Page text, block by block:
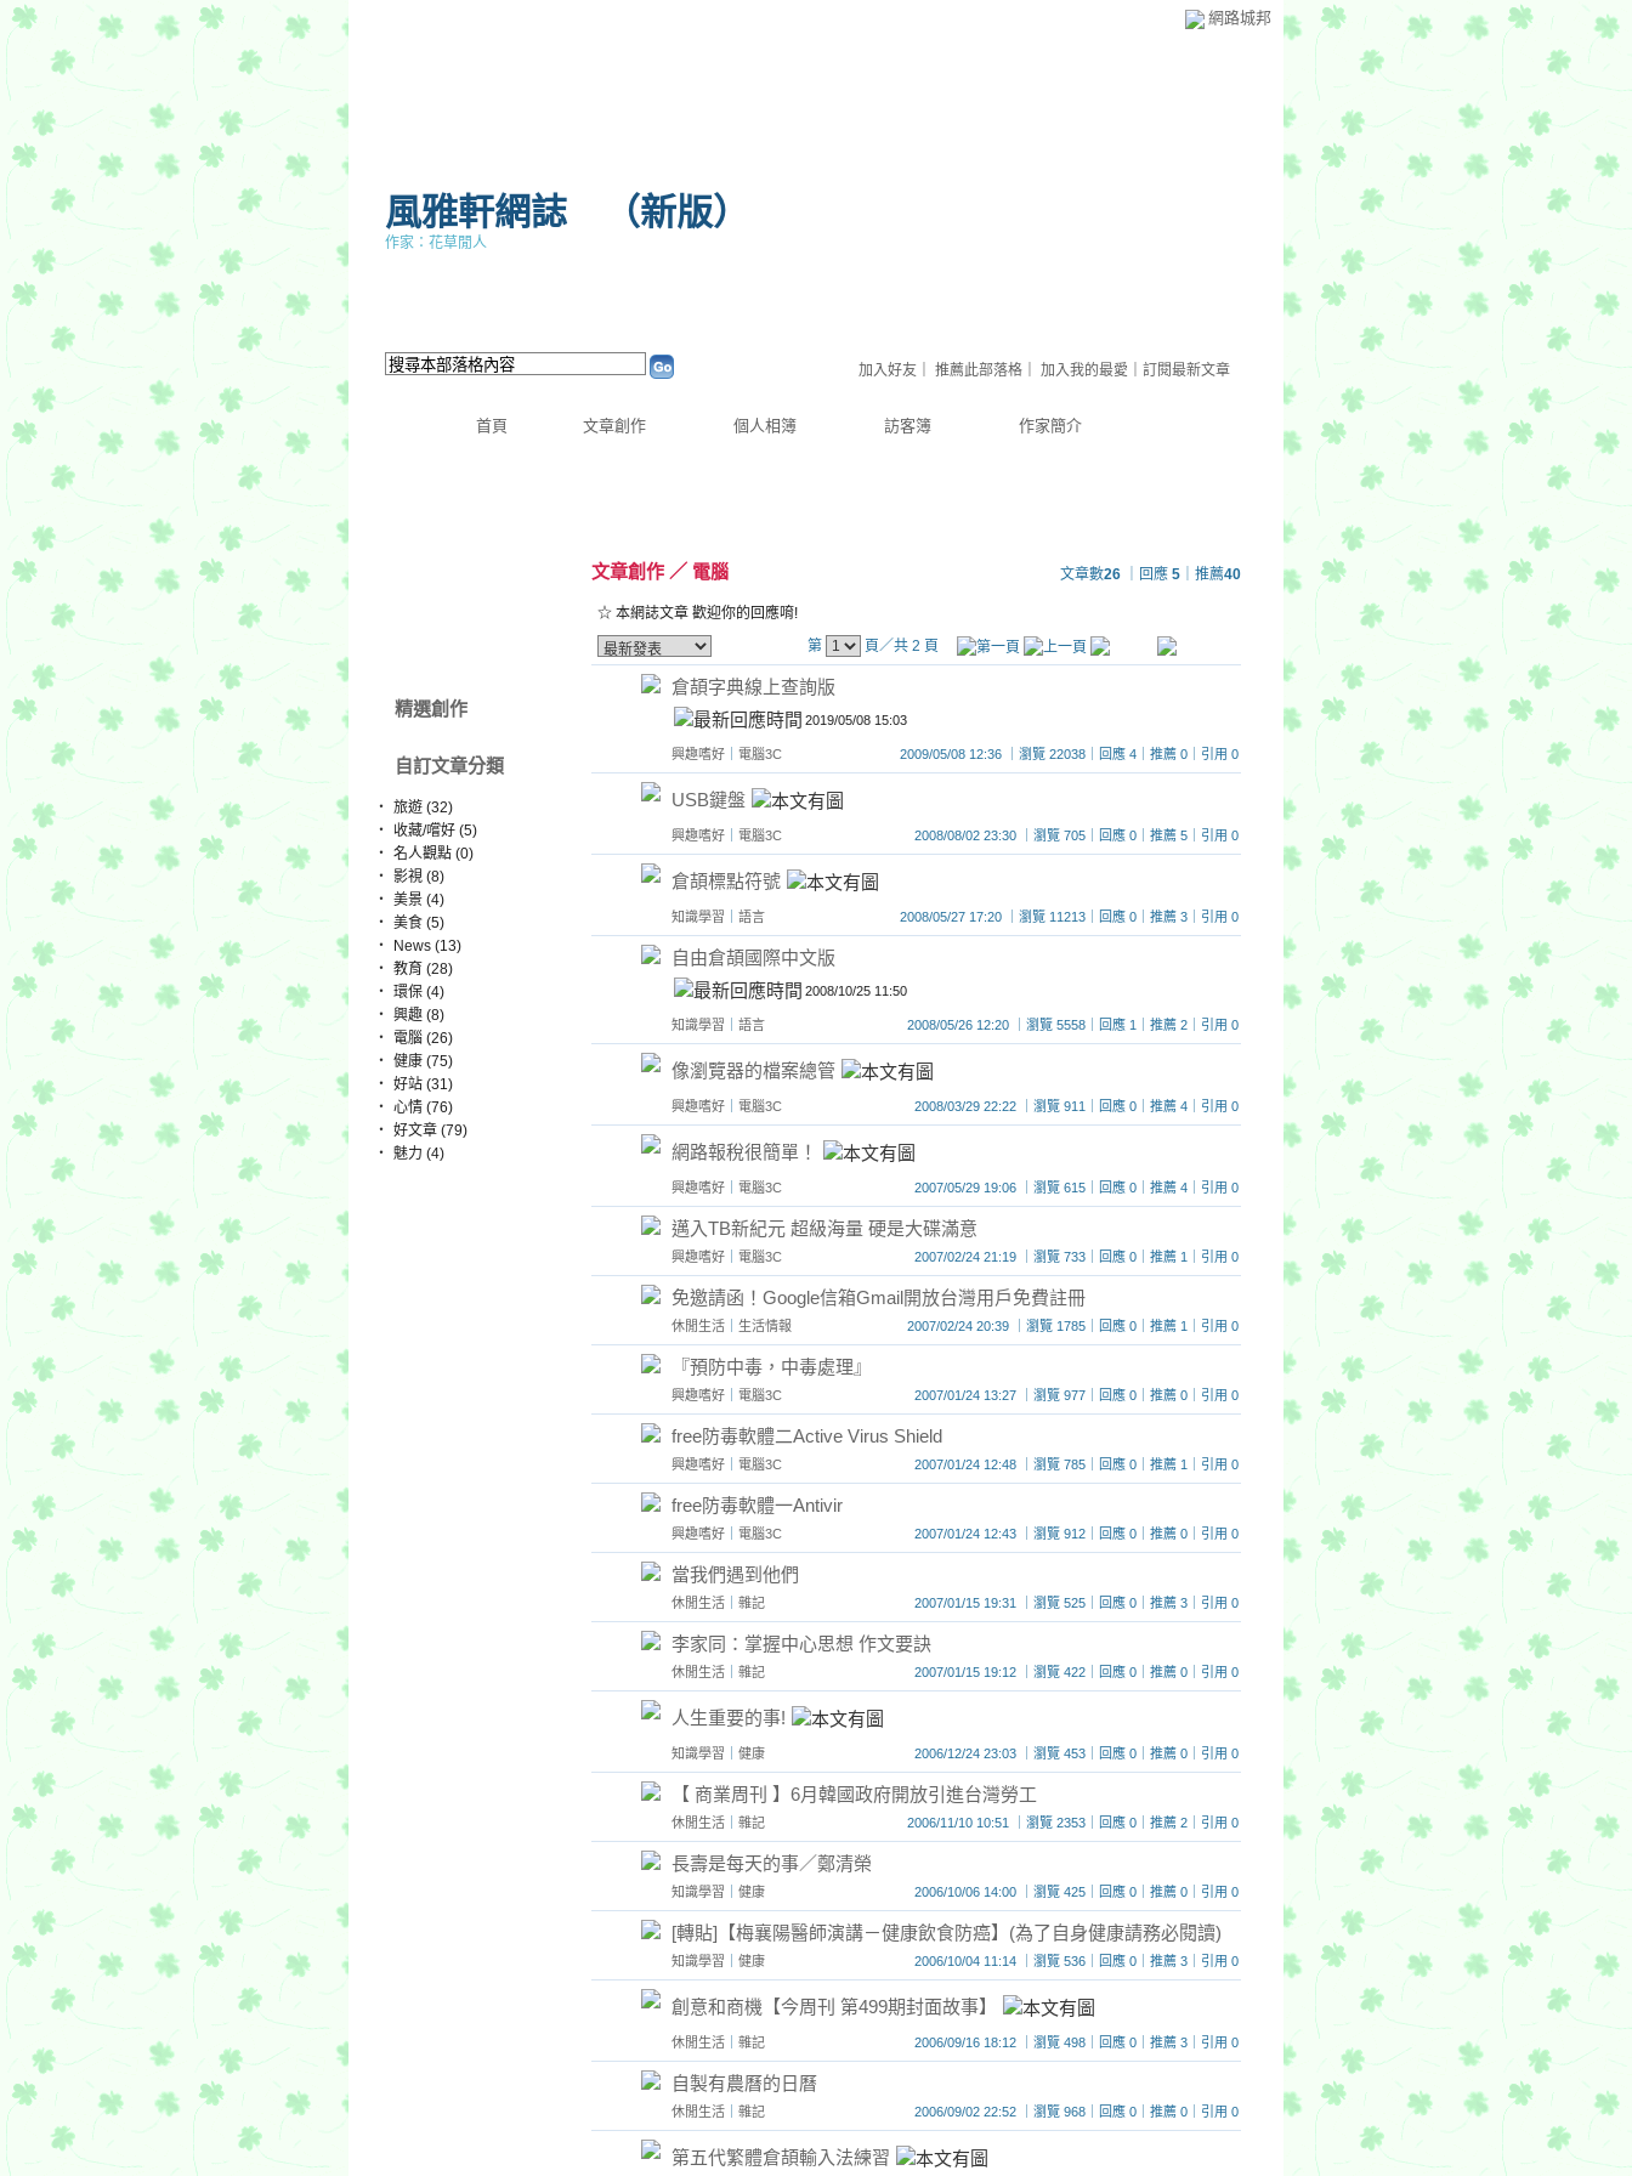
網路城邦
風雅軒網誌 （新版）
首頁 文章創作 個人相簿 訪客簿 作家簡介
加入好友 推薦此部落格 加入我的最愛 訂閱最新文章
作家：花草閒人
精選創作
自訂文章分類
‧ 旅遊 (32)
‧
收藏/嚐好 (5)
‧ 名人觀點 (0)
‧ 影視 (8)
‧ 美景 (4)
‧ 美食 (5)
‧
News (13)
‧ 教育 (28)
‧ 環保 (4)
‧ 興趣 (8)
‧
電腦 (26)
‧ 健康 (75)
‧ 好站 (31)
‧ 心情 (76)
‧ 好文章 (79)
‧ 魅力 (4)
文章創作 ／ 電腦 文章數26 ｜回應 5 ｜推薦40
☆ 本網誌文章 歡迎你的回應唷!
第
頁／共 2 頁
倉頡字典線上查詢版
2019/05/08 15:03
興趣嗜好 電腦3C 2009/05/08 12:36 ｜瀏覽 22038｜回應 4｜推薦 0｜引用 0
USB鍵盤
興趣嗜好 電腦3C 2008/08/02 23:30 ｜瀏覽 705｜回應 0｜推薦 5｜引用 0
倉頡標點符號
知識學習 語言 2008/05/27 17:20 ｜瀏覽 11213｜回應 0｜推薦 3｜引用 0
自由倉頡國際中文版
2008/10/25 11:50
知識學習 語言 2008/05/26 12:20 ｜瀏覽 5558｜回應 1｜推薦 2｜引用 0
像瀏覽器的檔案總管
興趣嗜好 電腦3C 2008/03/29 22:22 ｜瀏覽 911｜回應 0｜推薦 4｜引用 0
網路報稅很簡單！
興趣嗜好 電腦3C 2007/05/29 19:06 ｜瀏覽 615｜回應 0｜推薦 4｜引用 0
邁入TB新紀元 超級海量 硬是大碟滿意
興趣嗜好 電腦3C 2007/02/24 21:19 ｜瀏覽 733｜回應 0｜推薦 1｜引用 0
免邀請函！Google信箱Gmail開放台灣用戶免費註冊
休閒生活 生活情報 2007/02/24 20:39 ｜瀏覽 1785｜回應 0｜推薦 1｜引用 0
『預防中毒，中毒處理』
興趣嗜好 電腦3C 2007/01/24 13:27 ｜瀏覽 977｜回應 0｜推薦 0｜引用 0
free防毒軟體二Active Virus Shield
興趣嗜好 電腦3C 2007/01/24 12:48 ｜瀏覽 785｜回應 0｜推薦 1｜引用 0
free防毒軟體一Antivir
興趣嗜好 電腦3C 2007/01/24 12:43 ｜瀏覽 912｜回應 0｜推薦 0｜引用 0
當我們遇到他們
休閒生活 雜記 2007/01/15 19:31 ｜瀏覽 525｜回應 0｜推薦 3｜引用 0
李家同：掌握中心思想 作文要訣
休閒生活 雜記 2007/01/15 19:12 ｜瀏覽 422｜回應 0｜推薦 0｜引用 0
人生重要的事!
知識學習 健康 2006/12/24 23:03 ｜瀏覽 453｜回應 0｜推薦 0｜引用 0
【 商業周刊 】6月韓國政府開放引進台灣勞工
休閒生活 雜記 2006/11/10 10:51 ｜瀏覽 2353｜回應 0｜推薦 2｜引用 0
長壽是每天的事／鄭清榮
知識學習 健康 2006/10/06 14:00 ｜瀏覽 425｜回應 0｜推薦 0｜引用 0
[轉貼]【梅襄陽醫師演講－健康飲食防癌】(為了自身健康請務必閱讀)
知識學習 健康 2006/10/04 11:14 ｜瀏覽 536｜回應 0｜推薦 3｜引用 0
創意和商機【今周刊 第499期封面故事】
休閒生活 雜記 2006/09/16 18:12 ｜瀏覽 498｜回應 0｜推薦 3｜引用 0
自製有農曆的日曆
休閒生活 雜記 2006/09/02 22:52 ｜瀏覽 968｜回應 0｜推薦 0｜引用 0
第五代繁體倉頡輸入法練習